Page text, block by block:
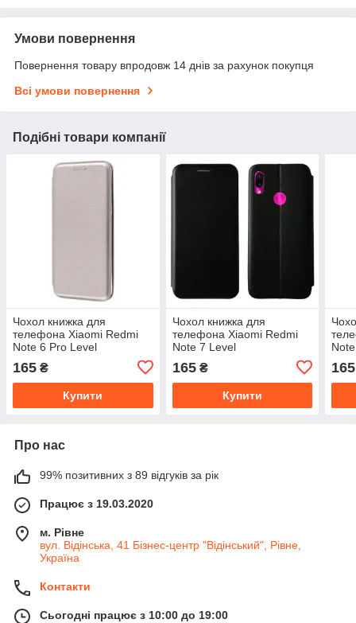
Умови повернення
Повернення товару впродовж 14 днів за рахунок покупця
Всі умови повернення
Подібні товари компанії
Чохол книжка для
телефона Xiaomi Redmi
Note 6 Pro Level
165 ₴
Купити
Чохол книжка для
телефона Xiaomi Redmi
Note 7 Level
165₴
Купити
165
Про нас
99% позитивних з 89 відгуків за рік
Працює з 19.03.2020
м. Рівне
вул. Відінська, 41 Бізнес-центр "Відінський", Рівне,
Україна
Контакти
Сьогодні працює з 10:00 до 19:00